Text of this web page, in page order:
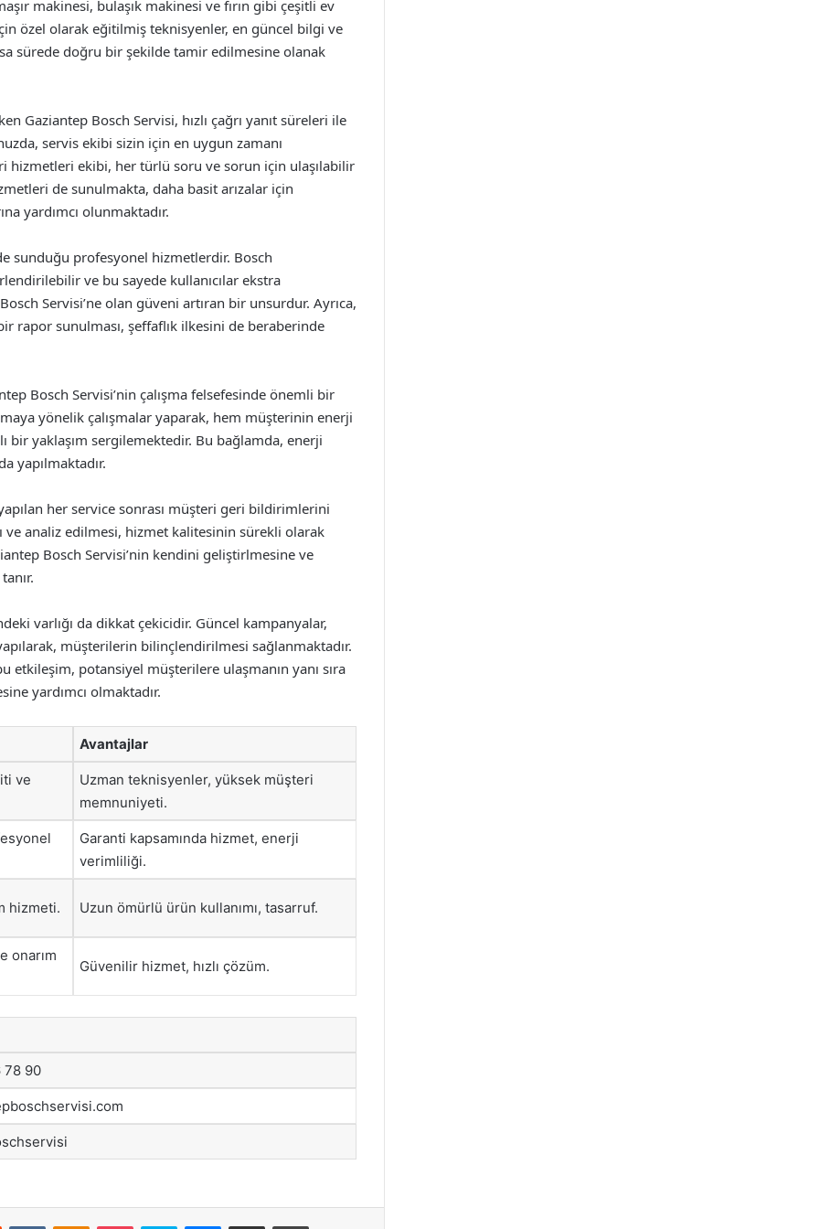
makinesi, bulaşık makinesi ve fırın gibi çeşitli ev
özel olarak eğitilmiş teknisyenler, en güncel bilgi ve
sürede doğru bir şekilde tamir edilmesine olanak
Gaziantep Bosch Servisi, hızlı çağrı yanıt süreleri ile
servis ekibi sizin için en uygun zamanı
hizmetleri ekibi, her türlü soru ve sorun için ulaşılabilir
de sunulmakta, daha basit arızalar için
yardımcı olunmaktadır.
sunduğu profesyonel hizmetlerdir. Bosch
ve bu sayede kullanıcılar ekstra
Servisi’ne olan güveni artıran bir unsurdur. Ayrıca,
rapor sunulması, şeffaflık ilkesini de beraberinde
Bosch Servisi’nin çalışma felsefesinde önemli bir
yönelik çalışmalar yaparak, hem müşterinin enerji
yaklaşım sergilemektedir. Bu bağlamda, enerji
yapılmaktadır.
her service sonrası müşteri geri bildirimlerini
analiz edilmesi, hizmet kalitesinin sürekli olarak
Bosch Servisi’nin kendini geliştirlmesine ve
varlığı da dikkat çekicidir. Güncel kampanyalar,
müşterilerin bilinçlendirilmesi sağlanmaktadır.
etkileşim, potansiyel müşterilere ulaşmanın yanı sıra
yardımcı olmaktadır.
Avantajlar
ve
Uzman teknisyenler, yüksek müşteri
memnuniyeti.
Garanti kapsamında hizmet, enerji
verimliliği.
hizmeti. Uzun ömürlü ürün kullanımı, tasarruf.
onarım
Güvenilir hizmet, hızlı çözüm.
78 90
Reddit VKontakteOdnoklassniki
Pocket Skype Messenger
E-Posta ile paylaş Yazdır